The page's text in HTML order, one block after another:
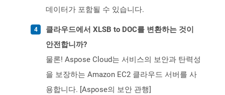
데이터가 포함될 수 있습니다.
클라우드에서 XLSB to DOC를 변환하는 것이
안전합니까?
물론! Aspose Cloud는 서비스의 보안과 탄력성
을 보장하는 Amazon EC2 클라우드 서버를 사
용합니다. [Aspose의 보안 관행]